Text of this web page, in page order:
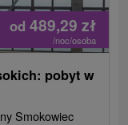
od 489,29 zł
/noc/osoba
pobyt w
Smokowiec